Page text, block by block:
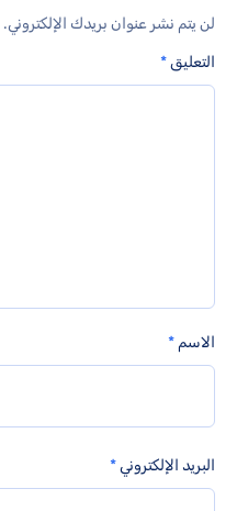
لن يتم نشر عنوان بريدك الإلكتروني.
التعليق*
الاسم *
البريد الإلكتروني*